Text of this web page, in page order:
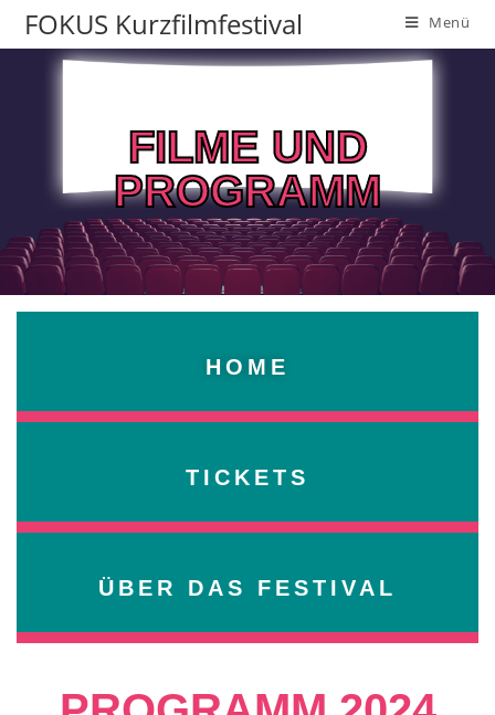
FOKUS Kurzfilmfestival Menü
FILME UND
PROGRAMM
HOME
TICKETS
ÜBER DAS FESTIVAL